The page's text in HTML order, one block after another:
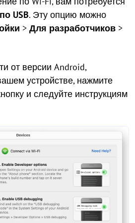
USB. Эту опцию можно
> Для разработчиков >
от версии Android,
устройстве, нажмите
и следуйте инструкциям